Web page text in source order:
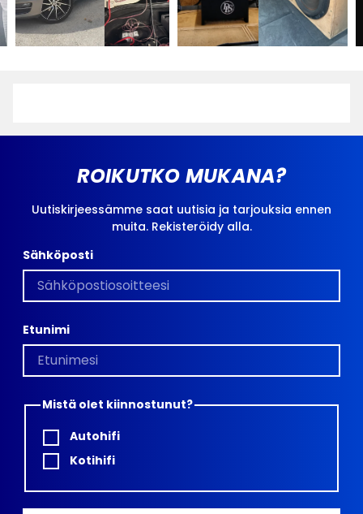
ROIKUTKO MUKANA?
Uutiskirjeessämme saat uutisia ja tarjouksia ennen
muita. Rekisteröidy alla.
Sähköposti
Etunimi
Mistä olet kiinnostunut?
Autohifi
Kotihifi